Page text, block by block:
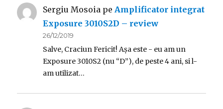
Sergiu Mosoia peAmplificator integrat
Exposure 3010S2D – review
26/12/2019
Salve, Craciun Fericit! Așa este - eu am un
Exposure 3010S2 (nu “D”), de peste 4 ani, si l-
am utilizat…